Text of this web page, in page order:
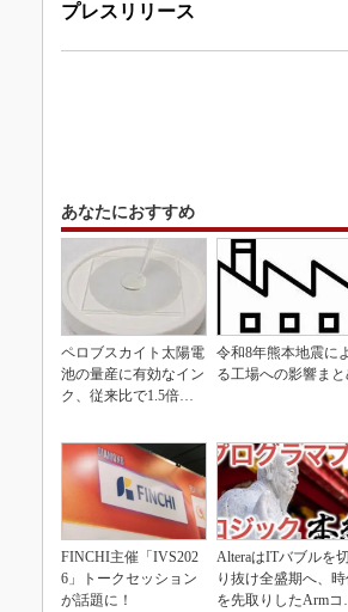
プレスリリース
あなたにおすすめ
ペロブスカイト太陽電
池の量産に有効なイン
ク、従来比で1.5倍の
令和8年熊本地震に
る工場への影響まと
FINCHI主催「IVS202
6」トークセッション
が話題に！
AlteraはITバブルを切
り抜け全盛期へ、
を先取りしたArmコ